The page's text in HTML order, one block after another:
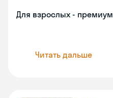
Для взрослых - премиум
Читать дальше